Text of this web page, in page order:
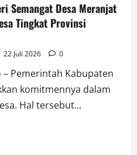
Semangat Desa Meranjat
Tingkat Provinsi
22 Juli 2026 0
Pemerintah Kabupaten
komitmennya dalam
Hal tersebut...